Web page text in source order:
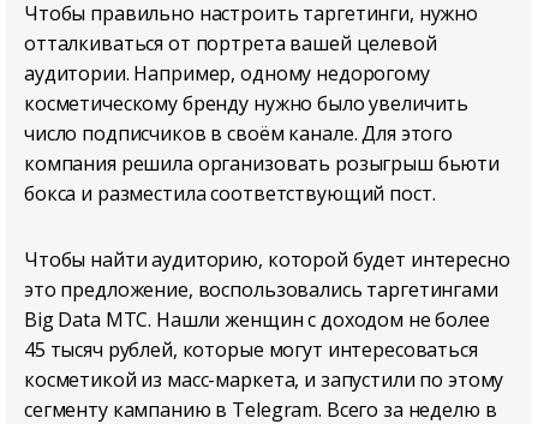
Чтобы правильно настроить таргетинги, нужно
отталкиваться от портрета вашей целевой
аудитории. Например, одному недорогому
косметическому бренду нужно было увеличить
число подписчиков в своём канале. Для этого
компания решила организовать розыгрыш бьюти
бокса и разместила соответствующий пост.
Чтобы найти аудиторию, которой будет интересно
это предложение, воспользовались таргетингами
Big Data МТС. Нашли женщин с доходом не более
45 тысяч рублей, которые могут интересоваться
косметикой из масс-маркета, и запустили по этому
сегменту кампанию в Telegram. Всего за неделю в